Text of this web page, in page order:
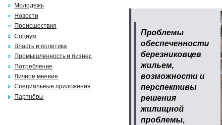
Проблемы
обеспеченности
березниковцев
жильем,
возможности и
перспективы
решения
жилищной
проблемы,
Молодежь
Новости
Происшествия
Социум
Власть и политика
Промышленность и бизнес
Потребление
Личное мнение
Специальные приложения
Партнёры